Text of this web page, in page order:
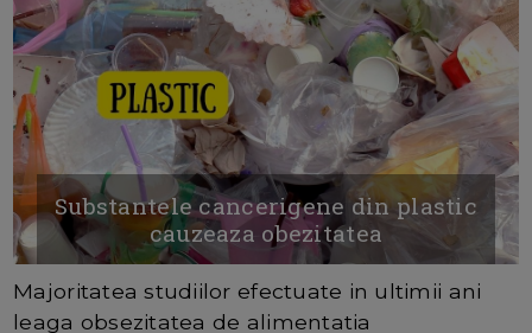
Substantele cancerigene din plastic
cauzeaza obezitatea
Majoritatea studiilor efectuate in ultimii ani
leaga obsezitatea de alimentatia